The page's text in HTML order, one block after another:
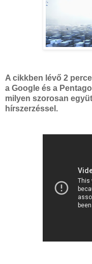
A cikkben lévő 2
a Google és a
milyen szorosan
hírszerzéssel.